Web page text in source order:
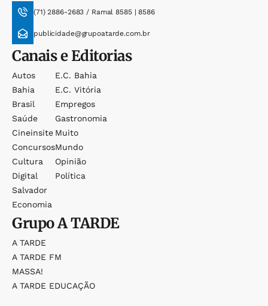
(71) 2886-2683 / Ramal 8585 | 8586
publicidade@grupoatarde.com.br
Canais e Editorias
Autos
Bahia
Brasil
Saúde
Cineinsite
Concursos
Cultura
Digital
Salvador
Economia
E.c. Bahia
E.c. Vitória
Empregos
Gastronomia
Muito
Mundo
Opinião
Política
GrupoA TARDE
A TARDE
A TARDE FM
MASSA!
A TARDE EDUCAÇÃO